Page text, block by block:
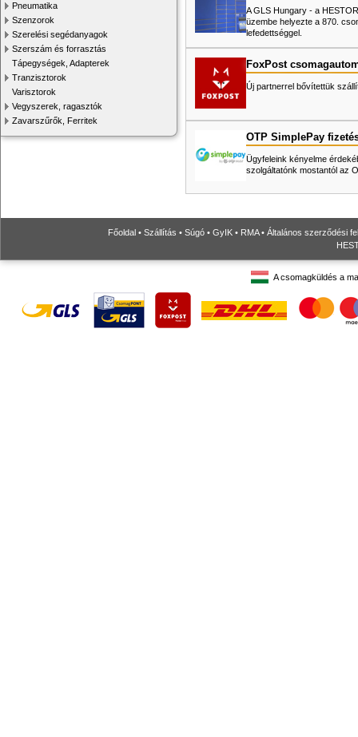
Pneumatika
Szenzorok
Szerelési segédanyagok
Szerszám és forrasztás
Tápegységek, Adapterek
Tranzisztorok
Varisztorok
Vegyszerek, ragasztók
Zavarszűrők, Ferritek
A GLS Hungary - a
üzembe helyezte a 870.
lefedettséggel.
FoxPost
Új partnerrel bővítettük
OTP SimplePay
Ügyfeleink kényelme
szolgáltatónk mostantól az
Főoldal • Szállítás • Súgó • GyIK • RMA• Általános szerződési
A csomagküldés a